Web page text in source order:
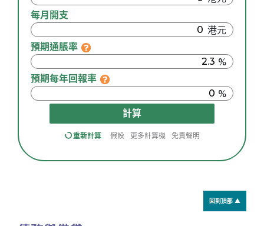
每月開支
預期通脹率
預期每年回報率
計算
重新計算 假設 更多計算機 免責聲明
回到頂部 ▲